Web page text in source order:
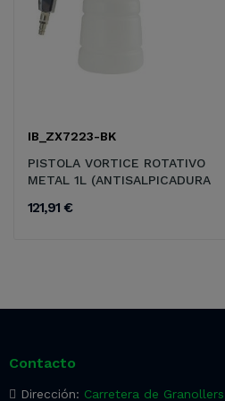
IB_ZX7223-BK
PISTOLA VORTICE ROTATIVO
METAL 1L (ANTISALPICADURA
121,91 €
Contacto
Dirección: Carretera de